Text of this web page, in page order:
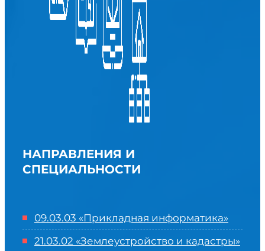
НАПРАВЛЕНИЯ И
СПЕЦИАЛЬНОСТИ
09.03.03 «Прикладная информатика»
21.03.02 «Землеустройство и кадастры»